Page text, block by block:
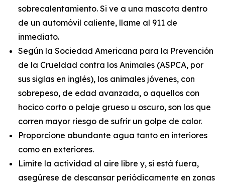
sobrecalentamiento. Si ve a una mascota dentro
de un automóvil caliente, llame al 911 de
inmediato.
Según la Sociedad Americana para la Prevención
de la Crueldad contra los Animales (ASPCA, por
sus siglas en inglés), los animales jóvenes, con
sobrepeso, de edad avanzada, o aquellos con
hocico corto o pelaje grueso u oscuro, son los que
corren mayor riesgo de sufrir un golpe de calor.
Proporcione abundante agua tanto en interiores
como en exteriores.
Limite la actividad al aire libre y, si está fuera,
asegúrese de descansar periódicamente en zonas